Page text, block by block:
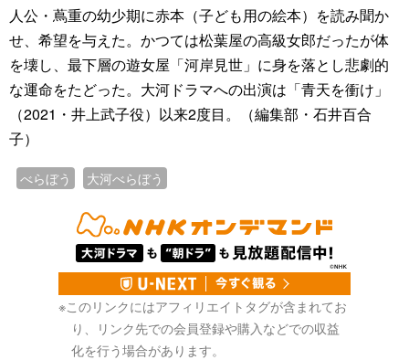
人公・蔦重の幼少期に赤本（子ども用の絵本）を読み聞か
せ、希望を与えた。かつては松葉屋の高級女郎だったが体
を壊し、最下層の遊女屋「河岸見世」に身を落とし悲劇的
な運命をたどった。大河ドラマへの出演は「青天を衝け」
（2021・井上武子役）以来2度目。（編集部・石井百合
子）
べらぼう 大河べらぼう
※このリンクにはアフィリエイトタグが含まれてお
り、リンク先での会員登録や購入などでの収益
化を行う場合があります。